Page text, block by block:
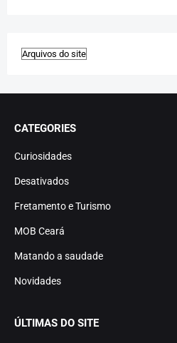
CATEGORIES
Curiosidades
Desativados
Fretamento e Turismo
MOB Ceará
Matando a saudade
Novidades
ÚLTIMAS DO SITE